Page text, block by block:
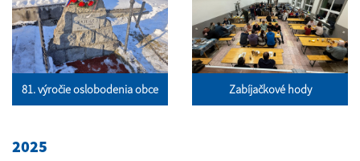
81. výročie oslobodenia obce Zabíjačkové hody
2025